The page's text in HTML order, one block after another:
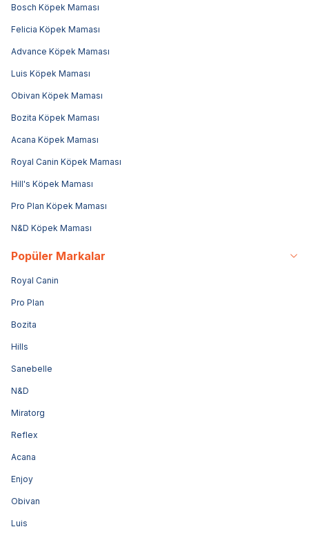
Bosch Köpek Maması
Felicia Köpek Maması
Advance Köpek Maması
Luis Köpek Maması
Obivan Köpek Maması
Bozita Köpek Maması
Acana Köpek Maması
Royal Canin Köpek Maması
Hill's Köpek Maması
Pro Plan Köpek Maması
N&D Köpek Maması
Popüler Markalar
Royal Canin
Pro Plan
Bozita
Hills
Sanebelle
N&D
Miratorg
Reflex
Acana
Enjoy
Obivan
Luis